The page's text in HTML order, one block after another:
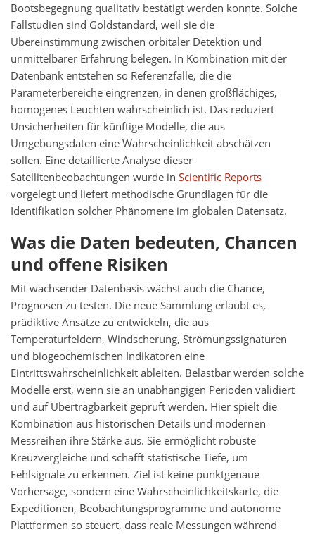
Bootsbegegnung qualitativ bestätigt werden konnte. Solche
Fallstudien sind Goldstandard, weil sie die
Übereinstimmung zwischen orbitaler Detektion und
unmittelbarer Erfahrung belegen. In Kombination mit der
Datenbank entstehen so Referenzfälle, die die
Parameterbereiche eingrenzen, in denen großflächiges,
homogenes Leuchten wahrscheinlich ist. Das reduziert
Unsicherheiten für künftige Modelle, die aus
Umgebungsdaten eine Wahrscheinlichkeit abschätzen
sollen. Eine detaillierte Analyse dieser
Satellitenbeobachtungen wurde in Scientific Reports
vorgelegt und liefert methodische Grundlagen für die
Identifikation solcher Phänomene im globalen Datensatz.
Was die Daten bedeuten, Chancen
und offene Risiken
Mit wachsender Datenbasis wächst auch die Chance,
Prognosen zu testen. Die neue Sammlung erlaubt es,
prädiktive Ansätze zu entwickeln, die aus
Temperaturfeldern, Windscherung, Strömungssignaturen
und biogeochemischen Indikatoren eine
Eintrittswahrscheinlichkeit ableiten. Belastbar werden solche
Modelle erst, wenn sie an unabhängigen Perioden validiert
und auf Übertragbarkeit geprüft werden. Hier spielt die
Kombination aus historischen Details und modernen
Messreihen ihre Stärke aus. Sie ermöglicht robuste
Kreuzvergleiche und schafft statistische Tiefe, um
Fehlsignale zu erkennen. Ziel ist keine punktgenaue
Vorhersage, sondern eine Wahrscheinlichkeitskarte, die
Expeditionen, Beobachtungsprogramme und autonome
Plattformen so steuert, dass reale Messungen während